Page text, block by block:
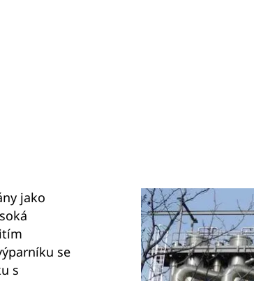
jako
se
s